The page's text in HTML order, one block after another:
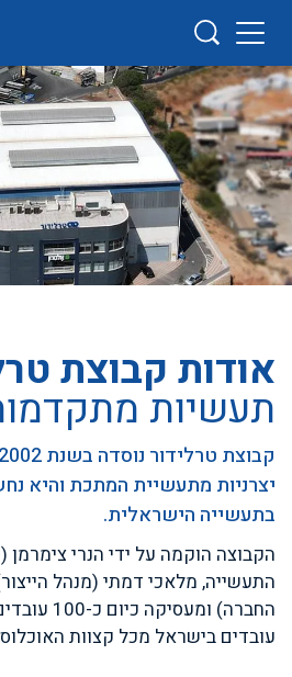
אודות קבוצת
תעשיות
יצרניות מתעשיית המתכת והיא
בתעשייה הישראלית.
הקבוצה הוקמה על ידי הנרי צימרמן
התעשייה, מלאכי דמתי (מנהל
עובדים בישראל מכל קצוות